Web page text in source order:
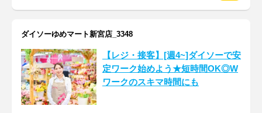
ダイソーゆめマート新宮店_3348
【レジ・接客】[週4~]ダイソーで安
定ワーク始めよう★短時間OK◎W
ワークのスキマ時間にも